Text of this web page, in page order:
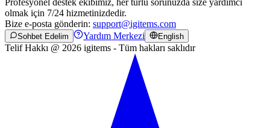
olmak için 7/24 hizmetinizdedir.
Bize e-posta gönderin: support@igitems.com
Sohbet Edelim Yardım Merkezi English
Telif Hakkı @ 2026 igitems - Tüm hakları saklıdır